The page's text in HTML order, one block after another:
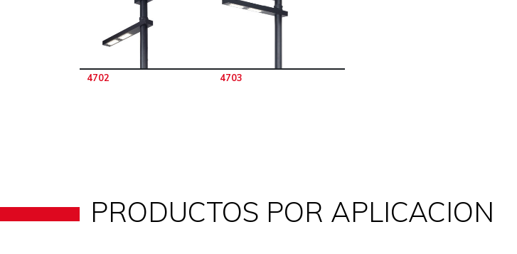
4702 4703
PRODUCTOS POR APLICACION